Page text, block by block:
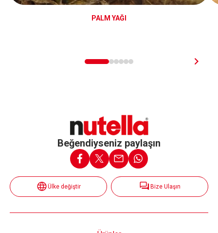
PALM YAĞI
Beğendiyseniz paylaşın
Ülke değiştir Bize Ulaşın